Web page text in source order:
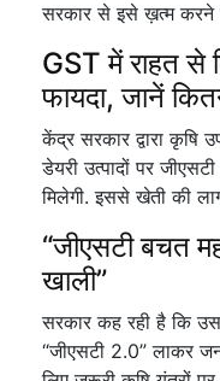
सरकार से इसे ख़त्म करने
GST में राहत से
फायदा, जानें
केंद्र सरकार द्वारा कृषि
डेयरी उत्पादों पर
मिलेगी. इससे खेती की
“जीएसटी बचत
खाली”
सरकार कह रही है कि
“जीएसटी 2.0” लाकर